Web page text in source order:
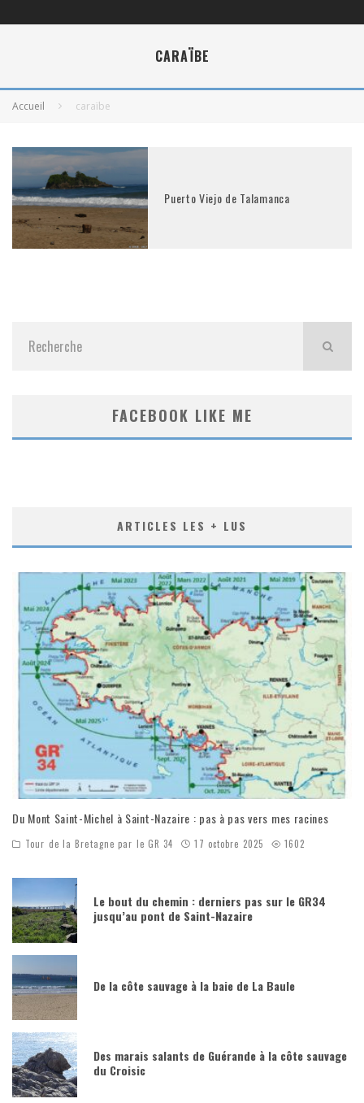
CARAÏBE
Accueil caraïbe
Puerto Viejo de Talamanca
FACEBOOK LIKE ME
ARTICLES LES + LUS
Du Mont Saint-Michel à Saint-Nazaire : pas à pas vers mes racines
Tour de la Bretagne par le GR 34 17 octobre 2025 1602
Le bout du chemin : derniers pas sur le GR34
jusqu’au pont de Saint-Nazaire
De la côte sauvage à la baie de La Baule
Des marais salants de Guérande à la côte sauvage
du Croisic